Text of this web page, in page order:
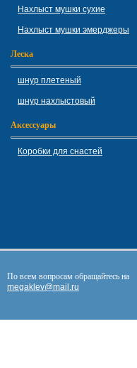
Нахлыст мушки сухие
Нахлыст мушки эмерджеры
Леска
шнур плетеный
шнур нахлыстовый
Аксессуары
Коробки для снастей
По всем вопросам обращайтесь на
megaklev@mail.ru